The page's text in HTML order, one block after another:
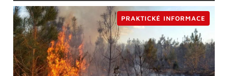
PRAKTICKÉ INFORMACE